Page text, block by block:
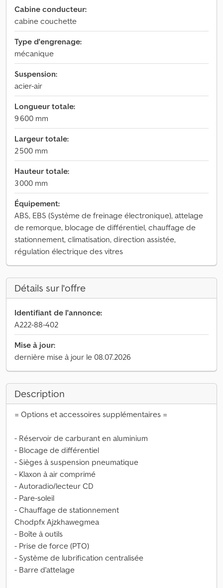
Cabine conducteur:
cabine couchette
Type d'engrenage:
mécanique
Suspension:
acier-air
Longueur totale:
9 600 mm
Largeur totale:
2 500 mm
Hauteur totale:
3 000 mm
Équipement:
ABS, EBS (Système de freinage électronique), attelage
de remorque, blocage de différentiel, chauffage de
stationnement, climatisation, direction assistée,
régulation électrique des vitres
Détails sur l'offre
Identifiant de l'annonce:
A222-88-402
Mise à jour:
dernière mise à jour le 08.07.2026
Description
= Options et accessoires supplémentaires =
- Réservoir de carburant en aluminium
- Blocage de différentiel
- Sièges à suspension pneumatique
- Klaxon à air comprimé
- Autoradio/lecteur CD
- Pare-soleil
- Chauffage de stationnement
Chodpfx Ajzkhawegmea
- Boîte à outils
- Prise de force (PTO)
- Système de lubrification centralisée
- Barre d'attelage